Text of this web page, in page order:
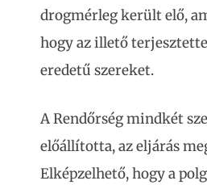
drogmérleg került elő,
hogy az illető
eredetű szereket.
A Rendőrség mindkét
előállította, az eljárás
Elképzelhető, hogy a